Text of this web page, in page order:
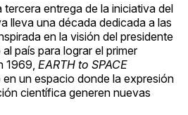
tercera entrega de la iniciativa del
lleva una década dedicada a las
en la visión del presidente
país para lograr el primer
1969, EARTH to SPACE
un espacio donde la expresión
científica generen nuevas